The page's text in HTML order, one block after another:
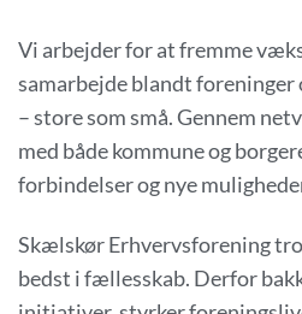
Vi arbejder for at fremme
samarbejde blandt foreninger
– store som små. Gennem
med både kommune og
forbindelser og nye
Skælskør Erhvervsforening
bedst i fællesskab. Derfor